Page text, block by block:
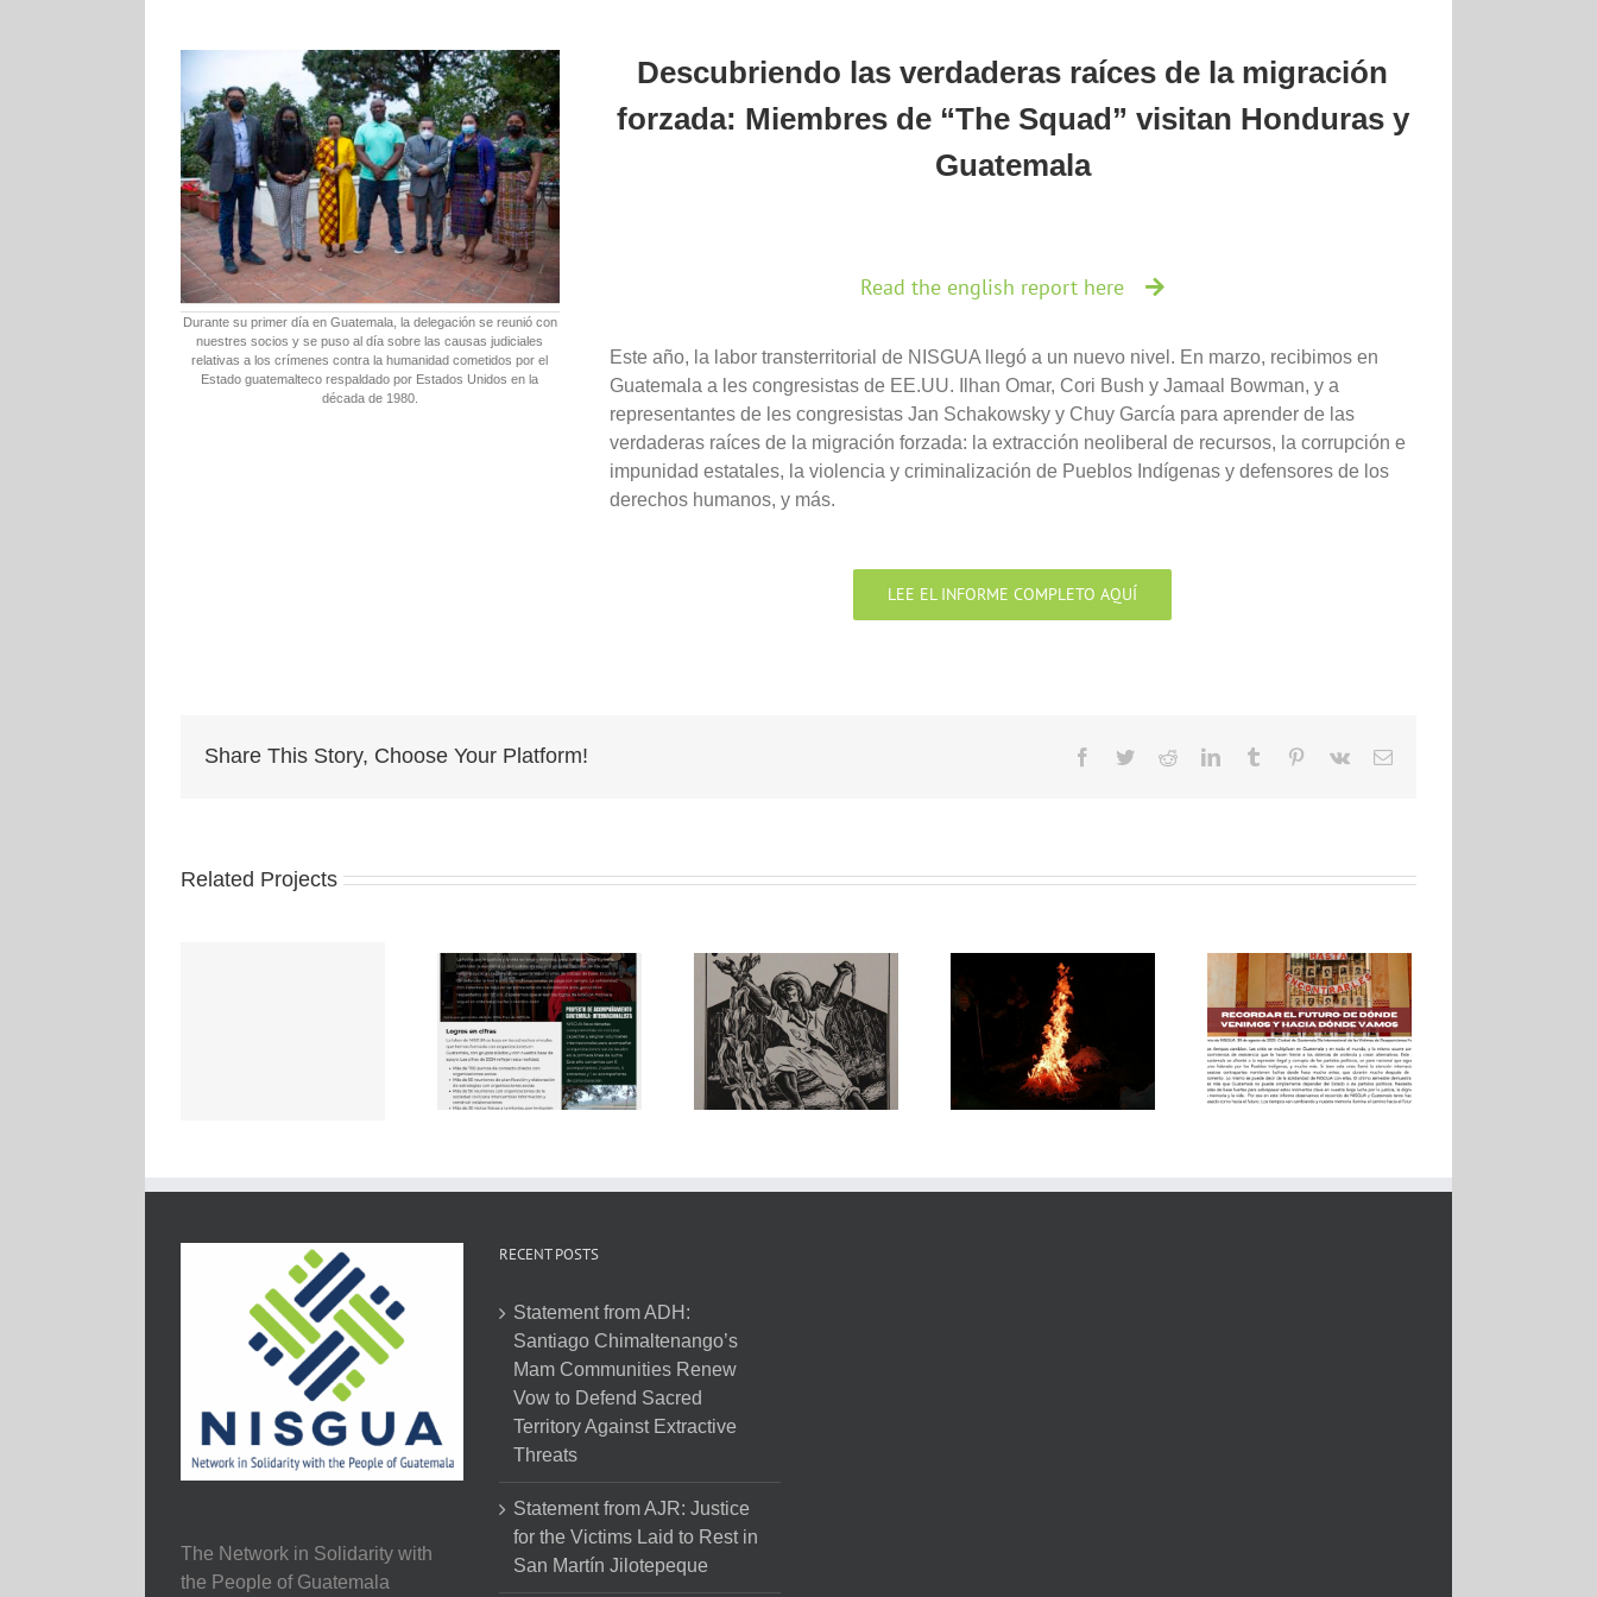
Durante su primer día en Guatemala, la delegación se reunió con
nuestres socios y se puso al día sobre las causas judiciales
relativas a los crímenes contra la humanidad cometidos por el
Estado guatemalteco respaldado por Estados Unidos en la
década de 1980.
Descubriendo las verdaderas raíces de la migración
forzada: Miembres de “The Squad” visitan Honduras y
Guatemala
Read the english report here
Este año, la labor transterritorial de NISGUA llegó a un nuevo nivel. En marzo, recibimos en
Guatemala a les congresistas de EE.UU. Ilhan Omar, Cori Bush y Jamaal Bowman, y a
representantes de les congresistas Jan Schakowsky y Chuy García para aprender de las
verdaderas raíces de la migración forzada: la extracción neoliberal de recursos, la corrupción e
impunidad estatales, la violencia y criminalización de Pueblos Indígenas y defensores de los
derechos humanos, y más.
LEE EL INFORME COMPLETO AQUÍ
Share This Story, Choose Your Platform! Facebook
TwitterRedditLinkedInTumblr Pinterest
Vk Email
Related Projects
The Network in Solidarity with
the People of Guatemala
RECENT POSTS
Statement from ADH:
Santiago Chimaltenango’s
Mam Communities Renew
Vow to Defend Sacred
Territory Against Extractive
Threats
Statement from AJR: Justice
for the Victims Laid to Rest in
San Martín Jilotepeque